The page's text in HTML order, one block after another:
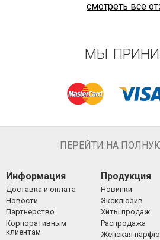
смотреть все
МЫ
ПЕРЕЙТИ НА
Информация
Доставка и оплата
Новости
Партнерство
Корпоративным
клиентам
Продукция
Новинки
Эксклюзив
Хиты продаж
Распродажа
Женская